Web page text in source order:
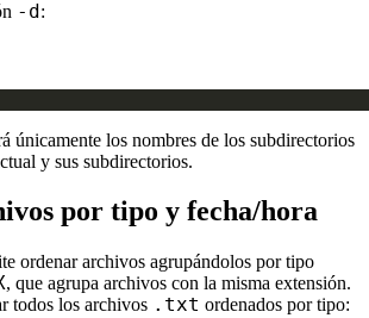
-d:
únicamente los nombres de los subdirectorios
y sus subdirectorios.
por tipo y fecha/hora
ordenar archivos agrupándolos por tipo
, que agrupa archivos con la misma extensión.
todos los archivos .txt ordenados por tipo: